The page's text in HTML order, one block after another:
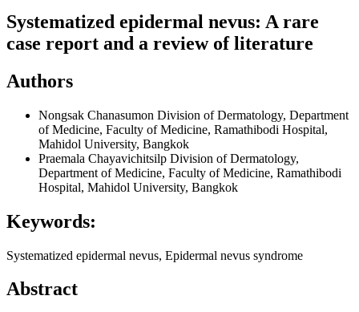
Systematized epidermal nevus: A rare
case report and a review of literature
Authors
Nongsak Chanasumon Division of Dermatology, Department
of Medicine, Faculty of Medicine, Ramathibodi Hospital,
Mahidol University, Bangkok
Praemala Chayavichitsilp Division of Dermatology,
Department of Medicine, Faculty of Medicine, Ramathibodi
Hospital, Mahidol University, Bangkok
Keywords:
Systematized epidermal nevus, Epidermal nevus syndrome
Abstract